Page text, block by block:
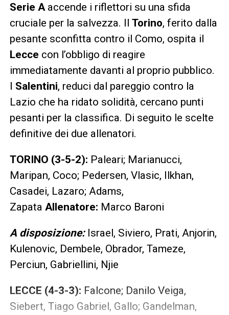
Serie Aaccende i riflettori su una sfida
cruciale per la salvezza. Il Torino, ferito dalla
pesante sconfitta contro il Como, ospita il
Lecce con l’obbligo di reagire
immediatamente davanti al proprio pubblico.
I Salentini, reduci dal pareggio contro la
Lazio che ha ridato solidità, cercano punti
pesanti per la classifica. Di seguito le scelte
definitive dei due allenatori.
TORINO (3-5-2): Paleari; Marianucci,
Maripan, Coco; Pedersen, Vlasic, Ilkhan,
Casadei, Lazaro; Adams,
Zapata Allenatore: Marco Baroni
A disposizione: Israel, Siviero, Prati, Anjorin,
Kulenovic, Dembele, Obrador, Tameze,
Perciun, Gabriellini, Njie
LECCE (4-3-3): Falcone; Danilo Veiga,
Siebert, Tiago Gabriel, Gallo; Gandelman,